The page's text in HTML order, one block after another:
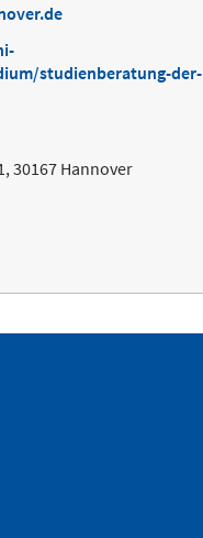
studienberatung-der-
30167 Hannover